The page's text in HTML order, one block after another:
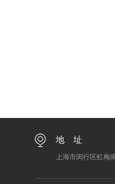
地 址
上海市闵行区虹梅